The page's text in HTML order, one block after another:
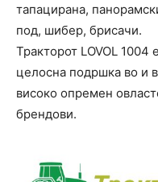
тапацирана,
под, шибер, брисачи.
Тракторот LOVOL 1004
целосна подршка во и
високо опремен
брендови.